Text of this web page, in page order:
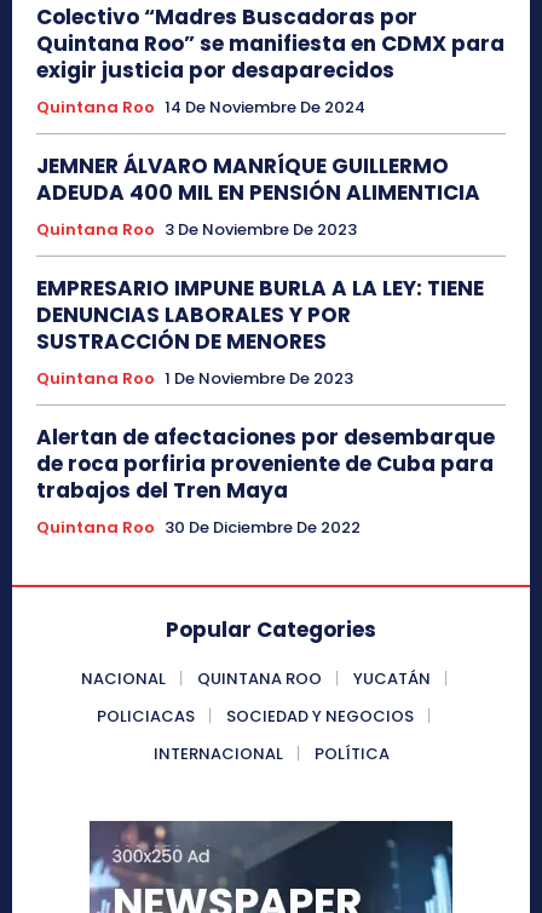
Colectivo “Madres Buscadoras por
Quintana Roo” se manifiesta en CDMX para
exigir justicia por desaparecidos
Quintana Roo 14 De Noviembre De 2024
JEMNER ÁLVARO MANRÍQUE GUILLERMO
ADEUDA 400 MIL EN PENSIÓN ALIMENTICIA
Quintana Roo 3 De Noviembre De 2023
EMPRESARIO IMPUNE BURLA A LA LEY: TIENE
DENUNCIAS LABORALES Y POR
SUSTRACCIÓN DE MENORES
Quintana Roo 1 De Noviembre De 2023
Alertan de afectaciones por desembarque
de roca porfiria proveniente de Cuba para
trabajos del Tren Maya
Quintana Roo 30 De Diciembre De 2022
Popular Categories
NACIONAL QUINTANA ROO
YUCATÁN
POLICIACAS
SOCIEDAD Y NEGOCIOS
INTERNACIONAL
POLÍTICA